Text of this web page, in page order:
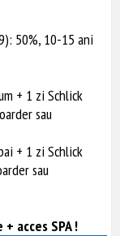
50%, 10-15 ani
+ 1 zi Schlick
sau
+ 1 zi Schlick
sau
acces SPA !